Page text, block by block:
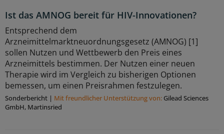
Ist das AMNOG bereit für HIV-Innovationen?
Entsprechend dem
Arzneimittelmarktneuordnungsgesetz (AMNOG) [1]
sollen Nutzen und Wettbewerb den Preis eines
Arzneimittels bestimmen. Der Nutzen einer neuen
Therapie wird im Vergleich zu bisherigen Optionen
bemessen, um einen Preisrahmen festzulegen.
Sonderbericht | Mit freundlicher Unterstützung von: Gilead Sciences
GmbH, Martinsried